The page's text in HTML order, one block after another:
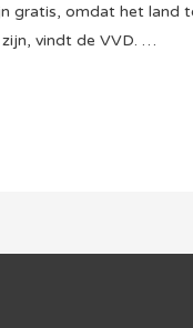
gratis, omdat het
vindt de VVD. …